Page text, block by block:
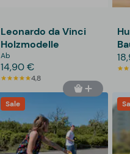
Leonardo da Vinci
Holzmodelle
Ab
14,90 €
4,8
Sale